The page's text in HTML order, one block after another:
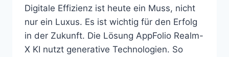
Digitale Effizienz ist heute ein Muss, nicht
nur ein Luxus. Es ist wichtig für den Erfolg
in der Zukunft. Die Lösung AppFolio Realm-
X KI nutzt generative Technologien. So